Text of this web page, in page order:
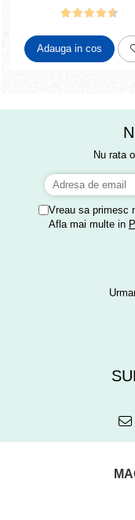
Adauga in cos
Nu rata
Vreau sa primesc
Afla mai multe in